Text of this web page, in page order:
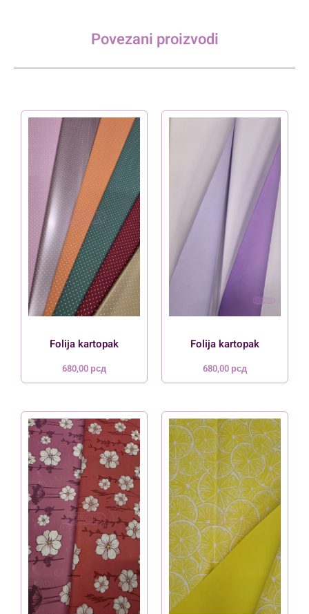
Povezani proizvodi
Folija kartopak
680,00 рсд
Folija kartopak
680,00 рсд